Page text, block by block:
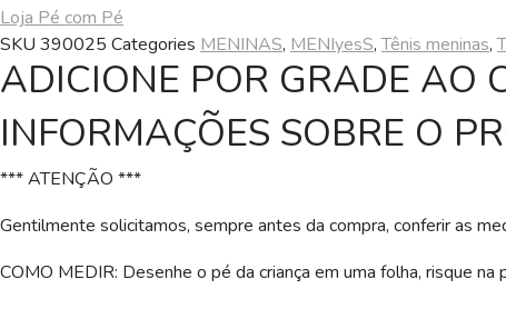
Loja Pé com Pé
SKU 390025 Categories MENINAS, MENIyesS,Tênis meninas,
ADICIONE POR GRADE AO
INFORMAÇÕES SOBRE O
*** ATENÇÃO ***
Gentilmente solicitamos, sempre antes da compra, conferir as
COMO MEDIR: Desenhe o pé da criança em uma folha, risque